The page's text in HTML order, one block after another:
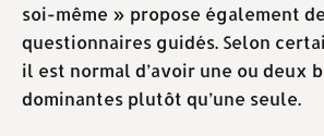
soi-même » propose également
questionnaires guidés. Selon
il est normal d’avoir une ou deux
dominantes plutôt qu’une seule.